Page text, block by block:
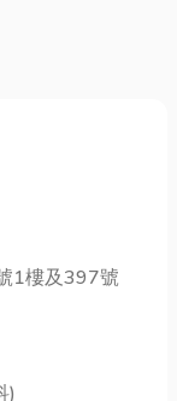
1樓及397號
)